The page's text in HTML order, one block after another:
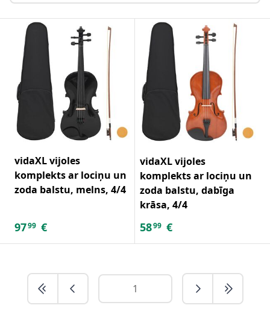
vidaXL vijoles
komplekts ar lociņu un
zoda balstu, melns, 4/4
9799 €
vidaXL vijoles
komplekts ar lociņu un
zoda balstu, dabīga
krāsa, 4/4
5899 €